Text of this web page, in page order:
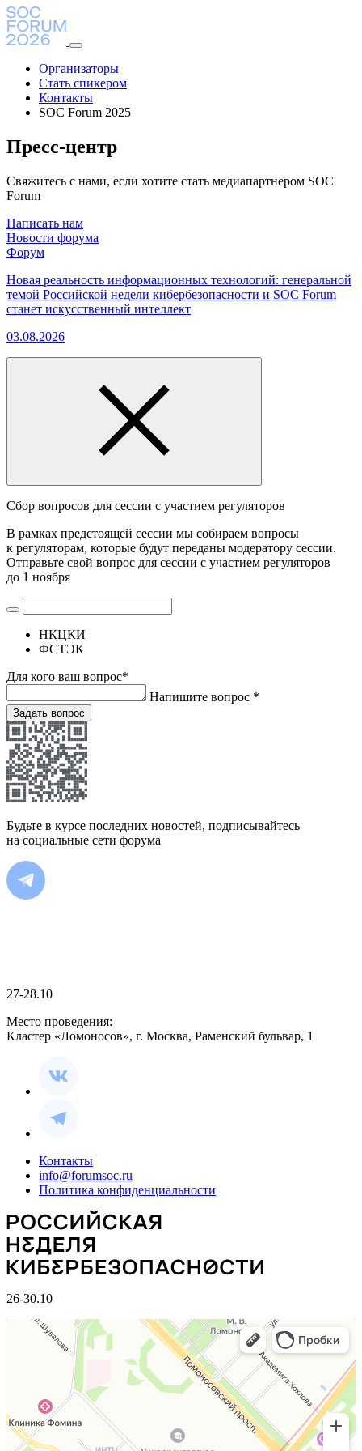
Организаторы
Стать спикером
Контакты
SOC Forum 2025
Пресс-центр
Свяжитесь с нами, если хотите стать медиапартнером SOC
Forum
Написать нам
Новости форума
Форум
Новая реальность информационных технологий: генеральной
темой Российской недели кибербезопасности и SOC Forum
станет искусственный интеллект
03.08.2026
Сбор вопросов для сессии с участием регуляторов
В рамках предстоящей сессии мы собираем вопросы
к регуляторам, которые будут переданы модератору сессии.
Отправьте свой вопрос для сессии с участием регуляторов
до 1 ноября
НКЦКИ
ФСТЭК
Для кого ваш вопрос*
Напишите вопрос *
Задать вопрос
Будьте в курсе последних новостей, подписывайтесь
на социальные сети форума
27-28.10
Место проведения:
Кластер «Ломоносов», г. Москва, Раменский бульвар, 1
Контакты
info@forumsoc.ru
Политика конфиденциальности
26-30.10